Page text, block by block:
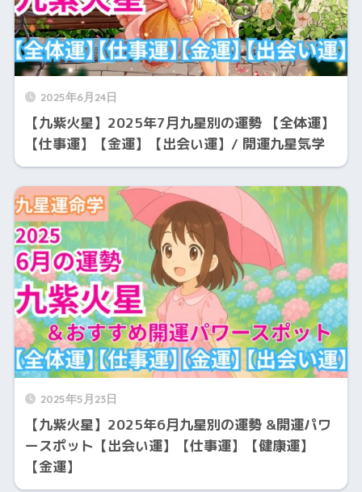
2025年6月24日
【九紫火星】2025年7月九星別の運勢 【全体運】
【仕事運】【金運】【出会い運】/ 開運九星気学
2025年5月23日
【九紫火星】2025年6月九星別の運勢 &開運パワ
ースポット【出会い運】【仕事運】【健康運】
【金運】